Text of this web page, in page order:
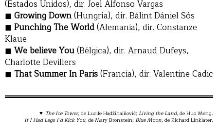
(Estados Unidos), dir. Joel Alfonso Vargas
Growing Down(Hungría), dir. Bálint Dániel Sós
Punching The World(Alemania), dir. Constanze
Klaue
We believe You(Bélgica), dir. Arnaud Dufeys,
Charlotte Devillers
That Summer In Paris(Francia), dir. Valentine Cadic
▼ The Ice Tower, de Lucile Hadžihalilović; Living the Land, de Huo Meng.
If I Had Legs I’d Kick You, de Mary Bronstein; Blue Moon, de Richard Linklater.